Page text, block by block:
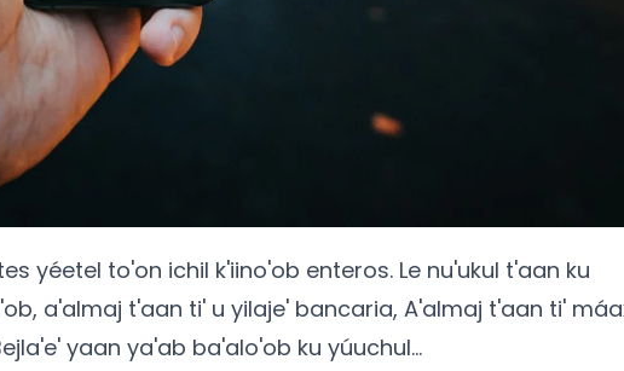
yéetel to'on ichil k'iino'ob enteros. Le nu'ukul t'aan ku
a'almaj t'aan ti' u yilaje' bancaria, A'almaj t'aan ti'
yaan ya'ab ba'alo'ob ku yúuchul…